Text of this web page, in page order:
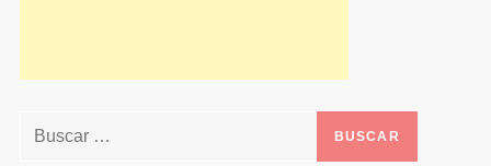
Buscar: